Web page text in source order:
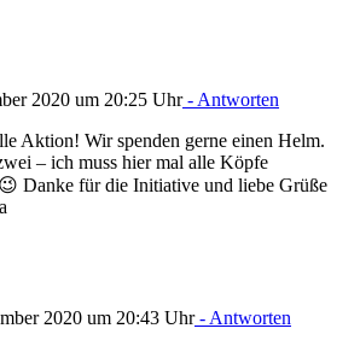
2020 um 20:25 Uhr- Antworten
Aktion! Wir spenden gerne einen Helm.
– ich muss hier mal alle Köpfe
Danke für die Initiative und liebe Grüße
2020 um 20:43 Uhr- Antworten